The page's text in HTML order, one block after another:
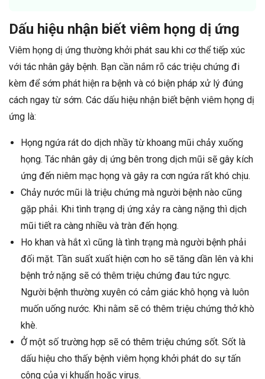
Dấu hiệu nhận biết viêm họng dị ứng
Viêm họng dị ứng thường khởi phát sau khi cơ thể tiếp xúc
với tác nhân gây bệnh. Bạn cần nắm rõ các triệu chứng đi
kèm để sớm phát hiện ra bệnh và có biện pháp xử lý đúng
cách ngay từ sớm. Các dấu hiệu nhận biết bệnh viêm họng dị
ứng là:
Họng ngứa rát do dịch nhầy từ khoang mũi chảy xuống
họng. Tác nhân gây dị ứng bên trong dịch mũi sẽ gây kích
ứng đến niêm mạc họng và gây ra cơn ngứa rất khó chịu.
Chảy nước mũi là triệu chứng mà người bệnh nào cũng
gặp phải. Khi tình trạng dị ứng xảy ra càng nặng thì dịch
mũi tiết ra càng nhiều và tràn đến họng.
Ho khan và hắt xì cũng là tình trạng mà người bệnh phải
đối mặt. Tần suất xuất hiện cơn ho sẽ tăng dần lên và khi
bệnh trở nặng sẽ có thêm triệu chứng đau tức ngực.
Người bệnh thường xuyên có cảm giác khô họng và luôn
muốn uống nước. Khi nằm sẽ có thêm triệu chứng thở khò
khè.
Ở một số trường hợp sẽ có thêm triệu chứng sốt. Sốt là
dấu hiệu cho thấy bệnh viêm họng khởi phát do sự tấn
công của vi khuẩn hoặc virus.